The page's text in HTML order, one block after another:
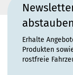
Erhalte
Produkten
rostfreie